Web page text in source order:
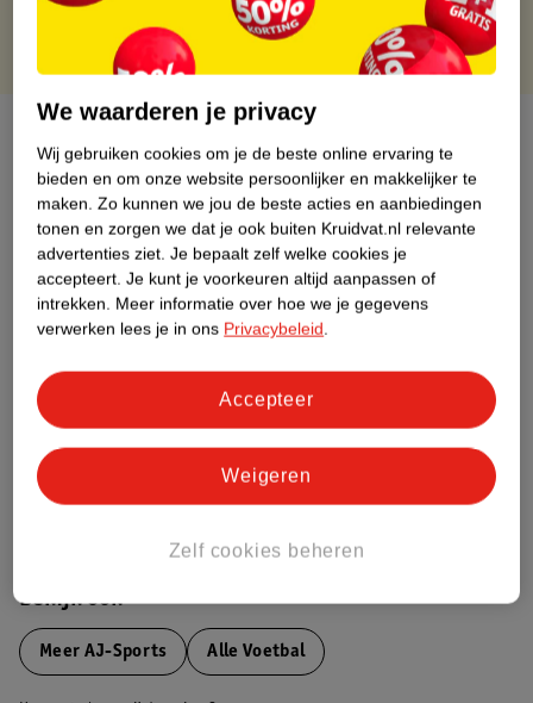
Over dit product
Productinformatie
Etiketinformatie
Nature Impact Score
Impact Score.
Meer informatie
Bestel & Bezorginformatie
Bekijk ook
Meer AJ-Sports Alle Voetbal
We waarderen je privacy
Wij gebruiken cookies om je de beste online ervaring te
bieden en om onze website persoonlijker en makkelijker te
maken. Zo kunnen we jou de beste acties en aanbiedingen
tonen en zorgen we dat je ook buiten Kruidvat.nl relevante
advertenties ziet. Je bepaalt zelf welke cookies je
accepteert. Je kunt je voorkeuren altijd aanpassen of
intrekken. Meer informatie over hoe we je gegevens
verwerken lees je in ons Privacybeleid.
Zelf cookies beheren
Weigeren
Accepteer